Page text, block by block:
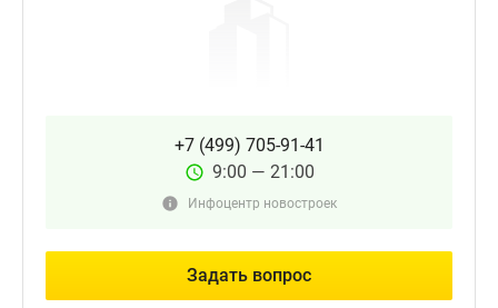
+7 (499) 705-91-41
9:00 — 21:00
Инфоцентр новостроек
Задать вопрос